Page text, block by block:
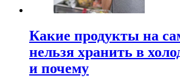
Какие продукты на
нельзя хранить в
и почему